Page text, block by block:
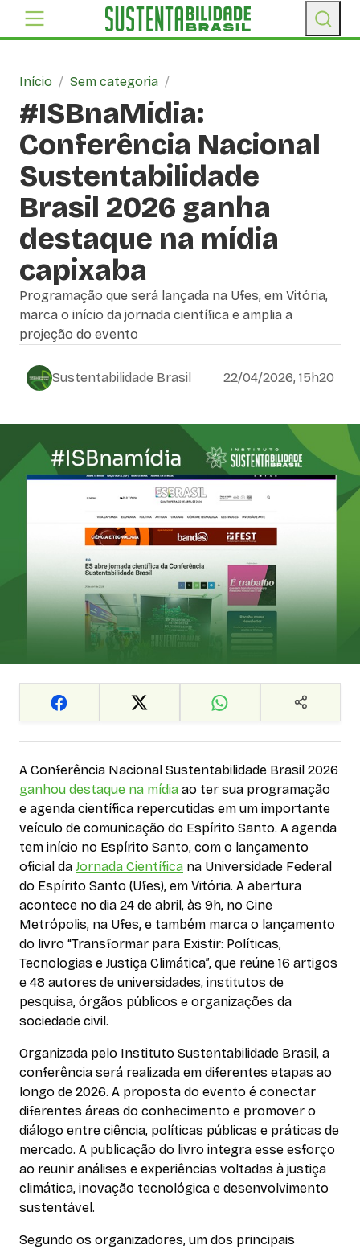
Início / Sem categoria /
#ISBnaMídia:
Conferência Nacional
Sustentabilidade
Brasil 2026 ganha
destaque na mídia
capixaba
Programação que será lançada na Ufes, em Vitória,
marca o início da jornada científica e amplia a
projeção do evento
Sustentabilidade Brasil 22/04/2026, 15h20
A Conferência Nacional Sustentabilidade Brasil 2026
ganhou destaque na mídia ao ter sua programação
e agenda científica repercutidas em um importante
veículo de comunicação do Espírito Santo. A agenda
tem início no Espírito Santo, com o lançamento
oficial da Jornada Científica na Universidade Federal
do Espírito Santo (Ufes), em Vitória. A abertura
acontece no dia 24 de abril, às 9h, no Cine
Metrópolis, na Ufes, e também marca o lançamento
do livro “Transformar para Existir: Políticas,
Tecnologias e Justiça Climática”, que reúne 16 artigos
e 48 autores de universidades, institutos de
pesquisa, órgãos públicos e organizações da
sociedade civil.
Organizada pelo Instituto Sustentabilidade Brasil, a
conferência será realizada em diferentes etapas ao
longo de 2026. A proposta do evento é conectar
diferentes áreas do conhecimento e promover o
diálogo entre ciência, políticas públicas e práticas de
mercado. A publicação do livro integra esse esforço
ao reunir análises e experiências voltadas à justiça
climática, inovação tecnológica e desenvolvimento
sustentável.
Segundo os organizadores, um dos principais